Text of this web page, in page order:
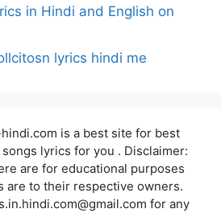
in Hindi and English on
lyrics hindi me
is a best site for best
lyrics for you . Disclaimer:
are for educational purposes
are to their respective owners.
for any